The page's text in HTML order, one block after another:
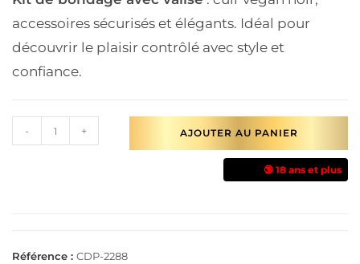
accessoires sécurisés et élégants. Idéal pour
découvrir le plaisir contrôlé avec style et
confiance.
- + AJOUTER AU PANIER
🔞 18 ans et plus
Référence : CDP-2288